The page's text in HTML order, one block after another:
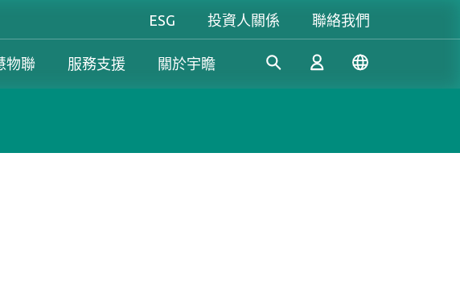
ESG 投資人關係 聯絡我們
物聯 服務支援
停產政策
關於宇瞻